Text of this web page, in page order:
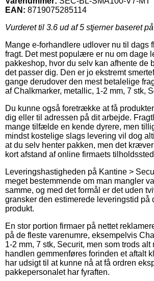
EAN: 8719075285114
Vurderet til 3.6 ud af 5 stjerner baseret på
Mange e-forhandlere udlover nu til dags
fragt. Det mest populære er nu om dage
pakkeshop, hvor du selv kan afhente de
det passer dig. Den er jo ekstremt
gange derudover den mest betalelige
af Chalkmarker, metallic, 1-2 mm, 7 stk,
Du kunne også foretrække at få
dig eller til adressen på dit arbejde.
mange tilfælde en kende dyrere, men
mindst kostelige slags levering vil dog
at du selv henter pakken, men det
kort afstand af online firmaets
Leveringshastigheden på Kantine >
meget bestemmende om man mangler
samme, og med det formål er det uden
gransker den estimerede leveringstid på
produkt.
En stor portion firmaer på nettet
på de fleste varenumre, eksempelvis
1-2 mm, 7 stk, Securit, men som trods alt
handlen gemmenføres forinden et aftalt
har udsigt til at kunne nå at få ordren
pakkepersonalet har fyraften.